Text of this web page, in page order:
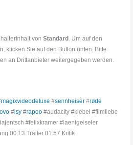
vonStandard . Um auf den
klicken Sie auf den Button unten. Bitte
an Drittanbieter weitergegeben werden.
magixvideodeluxe #sennheiser #røde
#isy #rapoo #audacity #kiebel #filmliebe
#felixkramer #laenigeiseler
00:13 Trailer 01:57 Kritik